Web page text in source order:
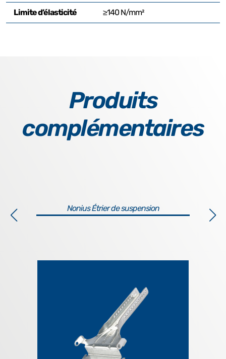
Limite d’élasticité ≥140 N/mm²
Produits
complémentaires
Nonius Étrier de suspension